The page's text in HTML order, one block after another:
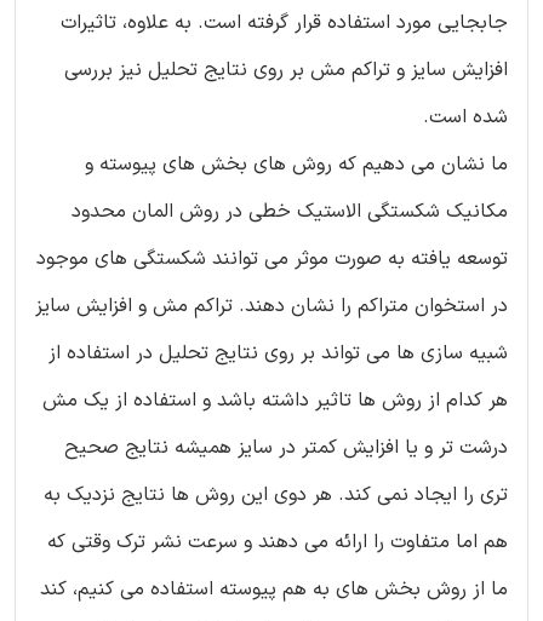
جابجایی مورد استفاده قرار گرفته است. به علاوه، تاثیرات
افزایش سایز و تراکم مش بر روی نتایج تحلیل نیز بررسی
شده است.
ما نشان می دهیم که روش های بخش های پیوسته و
مکانیک شکستگی الاستیک خطی در روش المان محدود
توسعه یافته به صورت موثر می توانند شکستگی های موجود
در استخوان متراکم را نشان دهند. تراکم مش و افزایش سایز
شبیه سازی ها می تواند بر روی نتایج تحلیل در استفاده از
هر کدام از روش ها تاثیر داشته باشد و استفاده از یک مش
درشت تر و یا افزایش کمتر در سایز همیشه نتایج صحیح
تری را ایجاد نمی کند. هر دوی این روش ها نتایج نزدیک به
هم اما متفاوت را ارائه می دهند و سرعت نشر ترک وقتی که
ما از روش بخش های به هم پیوسته استفاده می کنیم، کند